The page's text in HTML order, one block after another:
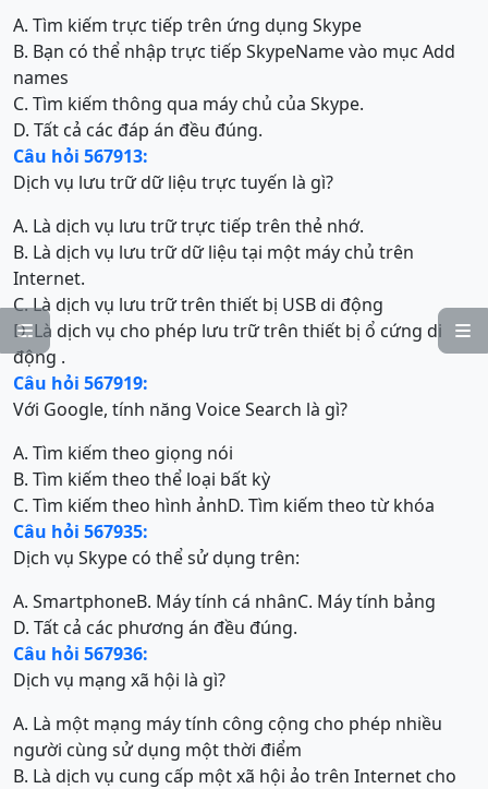


A. Tìm kiếm trực tiếp trên ứng dụng Skype
B. Bạn có thể nhập trực tiếp SkypeName vào mục Add
names
C. Tìm kiếm thông qua máy chủ của Skype.
D. Tất cả các đáp án đều đúng.
Câu hỏi 567913:
Dịch vụ lưu trữ dữ liệu trực tuyến là gì?
A. Là dịch vụ lưu trữ trực tiếp trên thẻ nhớ.
B. Là dịch vụ lưu trữ dữ liệu tại một máy chủ trên
Internet.
C. Là dịch vụ lưu trữ trên thiết bị USB di động
D. Là dịch vụ cho phép lưu trữ trên thiết bị ổ cứng di
động .
Câu hỏi 567919:
Với Google, tính năng Voice Search là gì?
A. Tìm kiếm theo giọng nói
B. Tìm kiếm theo thể loại bất kỳ
C. Tìm kiếm theo hình ảnhD. Tìm kiếm theo từ khóa
Câu hỏi 567935:
Dịch vụ Skype có thể sử dụng trên:
A. SmartphoneB. Máy tính cá nhânC. Máy tính bảng
D. Tất cả các phương án đều đúng.
Câu hỏi 567936:
Dịch vụ mạng xã hội là gì?
A. Là một mạng máy tính công cộng cho phép nhiều
người cùng sử dụng một thời điểm
B. Là dịch vụ cung cấp một xã hội ảo trên Internet cho